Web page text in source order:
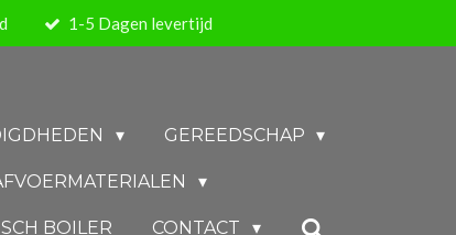
1-5 Dagen levertijd
GEREEDSCHAP
BOILER CONTACT